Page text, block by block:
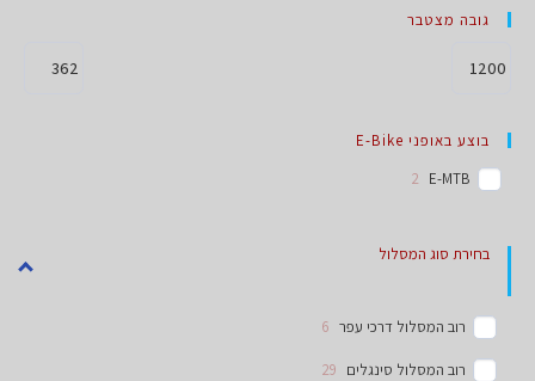
גובה מצטבר
בוצע באופני E-Bike
E-MTB
2
בחירת סוג המסלול
רוב המסלול דרכי עפר 6
רוב המסלול סינגלים 29